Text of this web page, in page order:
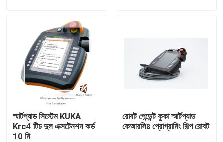
গুণমান নিয়ন্ত্রণ
আমাদের সাথে যোগাযোগ
মামলা
স্মার্টপ্যাড সিস্টেম KUKA
Krc4 টিচ দুল এক্সটেনশন কর্ড
10 মি
রোবট পেন্ডেন্ট কুকা স্মার্টপ্যাড
কেআরসি৪ প্রোগ্রামিং শিল্প রোবট